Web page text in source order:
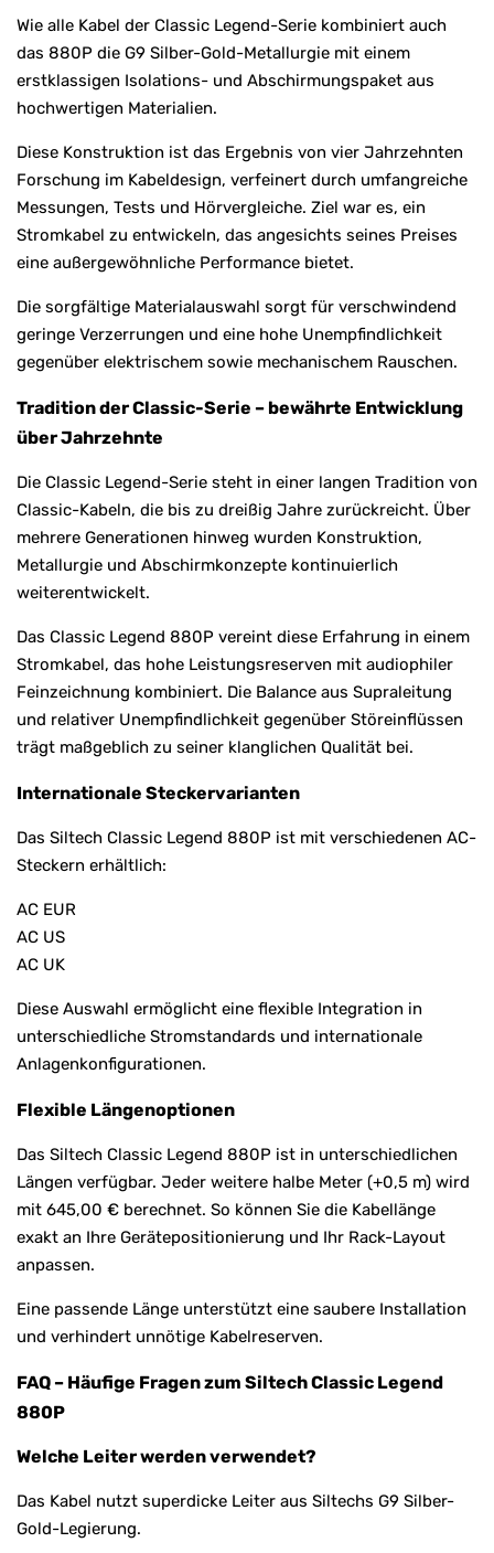
Wie alle Kabel der Classic Legend-Serie kombiniert auch
das 880P die G9 Silber-Gold-Metallurgie mit einem
erstklassigen Isolations- und Abschirmungspaket aus
hochwertigen Materialien.
Diese Konstruktion ist das Ergebnis von vier Jahrzehnten
Forschung im Kabeldesign, verfeinert durch umfangreiche
Messungen, Tests und Hörvergleiche. Ziel war es, ein
Stromkabel zu entwickeln, das angesichts seines Preises
eine außergewöhnliche Performance bietet.
Die sorgfältige Materialauswahl sorgt für verschwindend
geringe Verzerrungen und eine hohe Unempfindlichkeit
gegenüber elektrischem sowie mechanischem Rauschen.
Tradition der Classic-Serie – bewährte Entwicklung
über Jahrzehnte
Die Classic Legend-Serie steht in einer langen Tradition von
Classic-Kabeln, die bis zu dreißig Jahre zurückreicht. Über
mehrere Generationen hinweg wurden Konstruktion,
Metallurgie und Abschirmkonzepte kontinuierlich
weiterentwickelt.
Das Classic Legend 880P vereint diese Erfahrung in einem
Stromkabel, das hohe Leistungsreserven mit audiophiler
Feinzeichnung kombiniert. Die Balance aus Supraleitung
und relativer Unempfindlichkeit gegenüber Störeinflüssen
trägt maßgeblich zu seiner klanglichen Qualität bei.
Internationale Steckervarianten
Das Siltech Classic Legend 880P ist mit verschiedenen AC-
Steckern erhältlich:
AC EUR
AC US
AC UK
Diese Auswahl ermöglicht eine flexible Integration in
unterschiedliche Stromstandards und internationale
Anlagenkonfigurationen.
Flexible Längenoptionen
Das Siltech Classic Legend 880P ist in unterschiedlichen
Längen verfügbar. Jeder weitere halbe Meter (+0,5 m) wird
mit 645,00 € berechnet. So können Sie die Kabellänge
exakt an Ihre Gerätepositionierung und Ihr Rack-Layout
anpassen.
Eine passende Länge unterstützt eine saubere Installation
und verhindert unnötige Kabelreserven.
FAQ – Häufige Fragen zum Siltech Classic Legend
880P
Welche Leiter werden verwendet?
Das Kabel nutzt superdicke Leiter aus Siltechs G9 Silber-
Gold-Legierung.